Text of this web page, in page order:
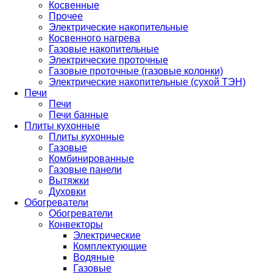
Косвенные
Прочее
Электрические накопительные
Косвенного нагрева
Газовые накопительные
Электрические проточные
Газовые проточные (газовые колонки)
Электрические накопительные (сухой ТЭН)
Печи
Печи
Печи банные
Плиты кухонные
Плиты кухонные
Газовые
Комбинированные
Газовые панели
Вытяжки
Духовки
Обогреватели
Обогреватели
Конвекторы
Электрические
Комплектующие
Водяные
Газовые